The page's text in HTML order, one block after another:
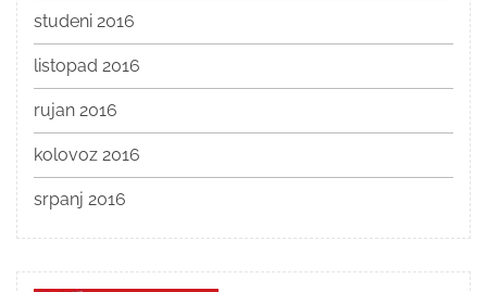
studeni 2016
listopad 2016
rujan 2016
kolovoz 2016
srpanj 2016